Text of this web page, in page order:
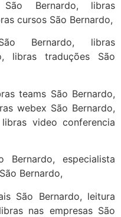
Bernardo, libras
cursos São Bernardo,
Bernardo, libras
libras traduções São
teams São Bernardo,
webex São Bernardo,
video conferencia
Bernardo, especialista
Bernardo,
São Bernardo, leitura
nas empresas São